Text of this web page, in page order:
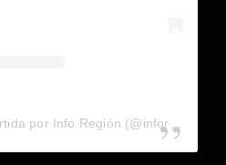
Una publicación compartida por Info Región (@inforegion_redes)